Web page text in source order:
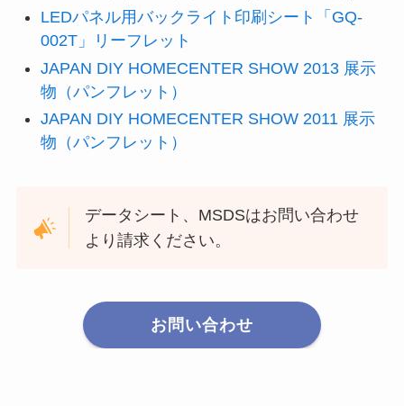
LEDパネル用バックライト印刷シート「GQ-
002T」リーフレット
JAPAN DIY HOMECENTER SHOW 2013 展示
物（パンフレット）
JAPAN DIY HOMECENTER SHOW 2011 展示
物（パンフレット）
データシート、MSDSはお問い合わせ
より請求ください。
お問い合わせ